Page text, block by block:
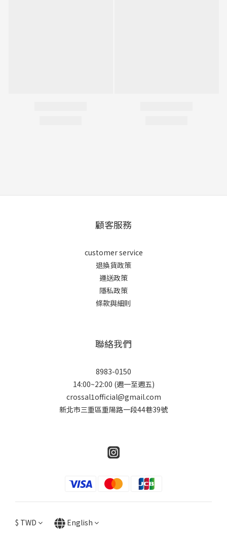
顧客服務
customer service
退換貨政策
運送政策
隱私政策
條款與細則
聯絡我們
8983-0150
14:00~22:00 (週一至週五)
crossal1official@gmail.com
新北市三重區重陽路一段44巷39號
$ TWD English